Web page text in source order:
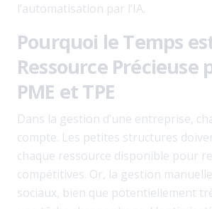
l’automatisation par l’IA.
Pourquoi le Temps
Ressource Précieuse
PME et TPE
Dans la gestion d’une entreprise,
compte. Les petites structures
chaque ressource disponible pour
compétitives. Or, la gestion
sociaux, bien que potentiellement